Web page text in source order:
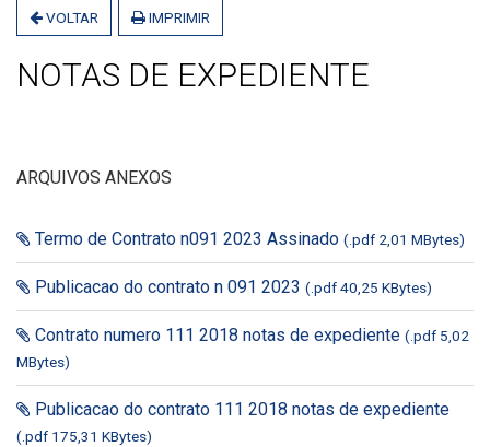
para
busca
VOLTAR IMPRIMIR
NOTAS DE EXPEDIENTE
ARQUIVOS ANEXOS
Termo de Contrato n091 2023 Assinado (.pdf 2,01 MBytes)
Publicacao do contrato n 091 2023 (.pdf 40,25 KBytes)
Contrato numero 111 2018 notas de expediente (.pdf 5,02
MBytes)
Publicacao do contrato 111 2018 notas de expediente
(.pdf 175,31 KBytes)